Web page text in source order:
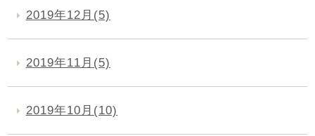
2019年12月(5)
2019年11月(5)
2019年10月(10)